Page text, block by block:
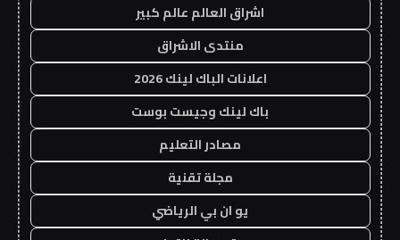
اشراق العالم عالم كبير
منتدى الاشراق
اعلانات الباك لينك 2026
باك لينك وجيست بوست
مصادر التعليم
مجلة تقنية
يو ان بي الرياضي